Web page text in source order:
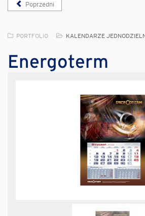
Poprzedni
PORTFOLIO KALENDARZE
Energoterm